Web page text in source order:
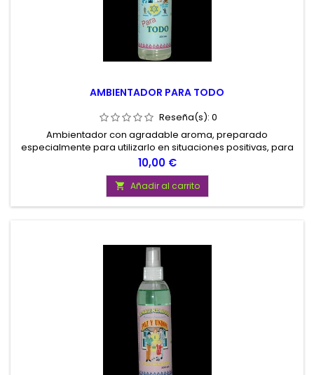
AMBIENTADOR PARA TODO
Reseña(s): 0
Ambientador con agradable aroma, preparado
especialmente para utilizarlo en situaciones positivas, para
atraer todo lo bueno, que sea satisfactorio en lo que
deseamos. Contenido 200 ml
Precio
10,00 €
 Añadir al carrito